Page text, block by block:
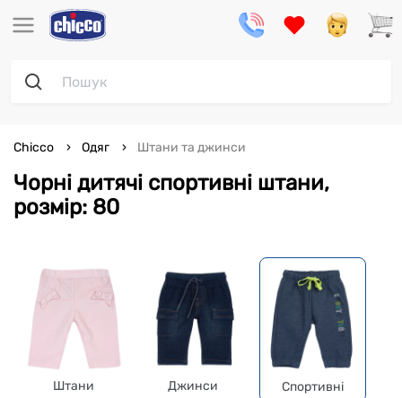
Чорні дитячі спортивні штани,
розмір: 80
Chicco Одяг Штани та джинси
Штани Джинси Спортивні